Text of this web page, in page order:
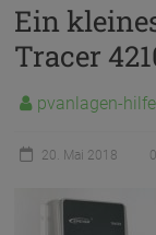
Ein
Tracer
pvanlagen-
20. Mai 2018